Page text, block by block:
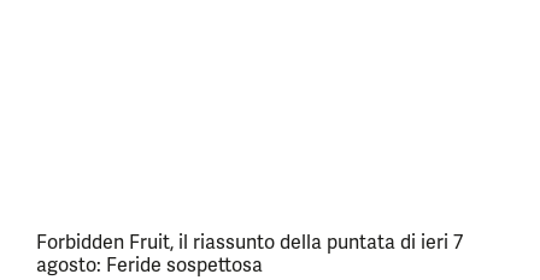
Forbidden Fruit, il riassunto della puntata di ieri 7
agosto: Feride sospettosa